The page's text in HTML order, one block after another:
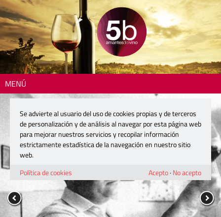
MENÚ
Se advierte al usuario del uso de cookies propias y de terceros
de personalización y de análisis al navegar por esta página web
para mejorar nuestros servicios y recopilar información
estrictamente estadística de la navegación en nuestro sitio
web.
Política de cookies
Acepto· No acepto